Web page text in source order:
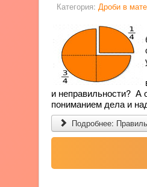
Категория:Дроби в
и неправильности? А
пониманием дела и
Подробнее: